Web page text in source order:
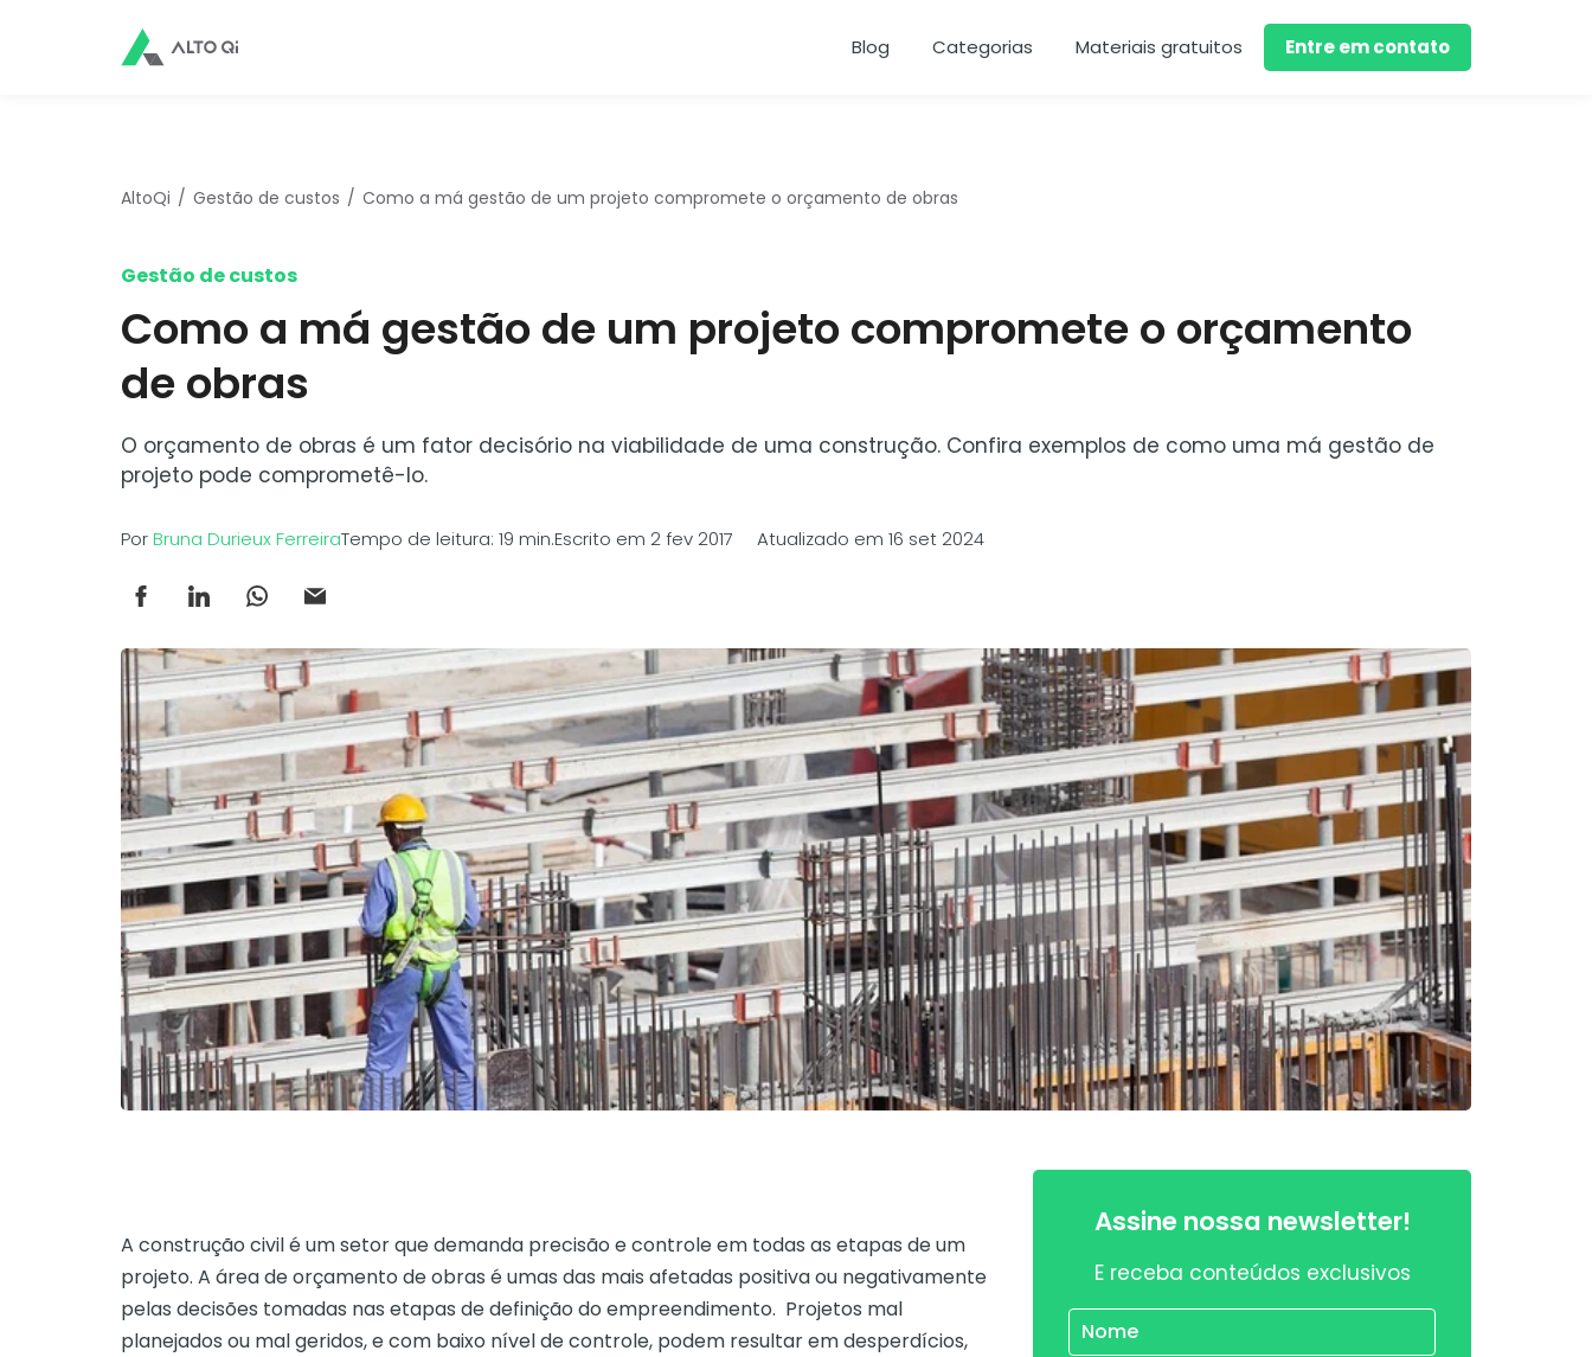
Blog Categorias Materiais gratuitos Entre em contato
AltoQi Gestão de custos Como a má gestão de um projeto compromete o orçamento de obras
Gestão de custos
Como a má gestão de um projeto compromete o orçamento
de obras
O orçamento de obras é um fator decisório na viabilidade de uma construção. Confira exemplos de como uma má gestão de
projeto pode comprometê-lo.
PorBruna Durieux FerreiraTempo de leitura: 19 min.Escrito em 2 fev 2017 Atualizado em 16 set 2024
A construção civil é um setor que demanda precisão e controle em todas as etapas de um
projeto. A área de orçamento de obras é umas das mais afetadas positiva ou negativamente
pelas decisões tomadas nas etapas de definição do empreendimento. Projetos mal
planejados ou mal geridos, e com baixo nível de controle, podem resultar em desperdícios,
Assine nossa newsletter!
E receba conteúdos exclusivos